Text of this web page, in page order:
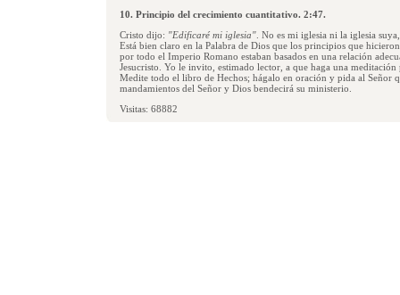
10. Principio del crecimiento cuantitativo. 2:47.
Cristo dijo: "Edificaré mi iglesia". No es mi iglesia ni la iglesia
Está bien claro en la Palabra de Dios que los principios que
por todo el Imperio Romano estaban basados en una relación
Jesucristo. Yo le invito, estimado lector, a que haga una
Medite todo el libro de Hechos; hágalo en oración y pida al Señor
mandamientos del Señor y Dios bendecirá su ministerio.
Visitas: 68882